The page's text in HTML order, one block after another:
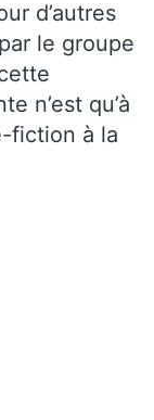
d’autres
le groupe
n’est qu’à
fiction à la